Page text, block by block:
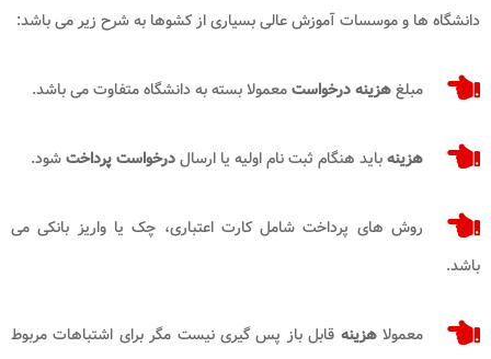
دانشگاه ها و موسسات آموزش عالی بسیاری از کشوها به شرح زیر می باشد:
مبلغهزینه درخواستمعمولا بسته به دانشگاه متفاوت می باشد.
هزینهباید هنگام ثبت نام اولیه یا ارسالدرخواستپرداختشود.
روش های پرداخت شامل کارت اعتباری، چک یا واریز بانکی می
باشد.
معمولاهزینه قابل باز پس گیری نیست مگر برای اشتباهات مربوط